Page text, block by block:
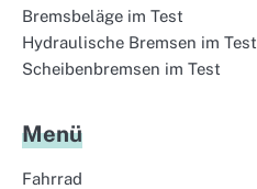
Bremsbeläge im Test
Hydraulische Bremsen im Test
Scheibenbremsen im Test
Menü
Fahrrad